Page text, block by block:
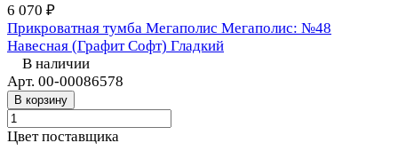
6 070 ₽
Прикроватная тумба Мегаполис Мегаполис: №48
Навесная (Графит Софт) Гладкий
В наличии
Арт. 00-00086578
В корзину
Цвет поставщика